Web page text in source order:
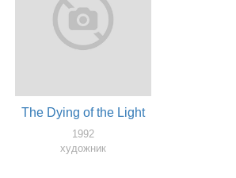
The Dying of the Light
1992
художник